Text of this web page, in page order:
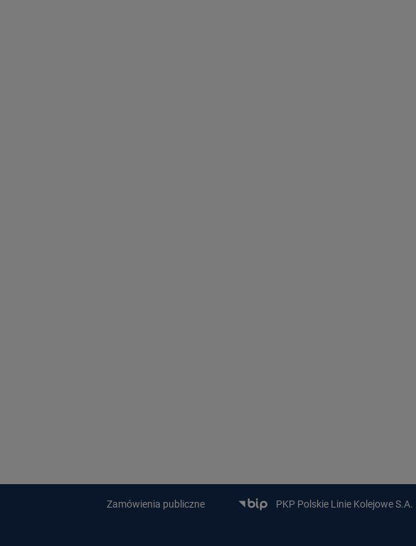
Zamówienia publiczne PKP Polskie Linie Kolejowe S.A.